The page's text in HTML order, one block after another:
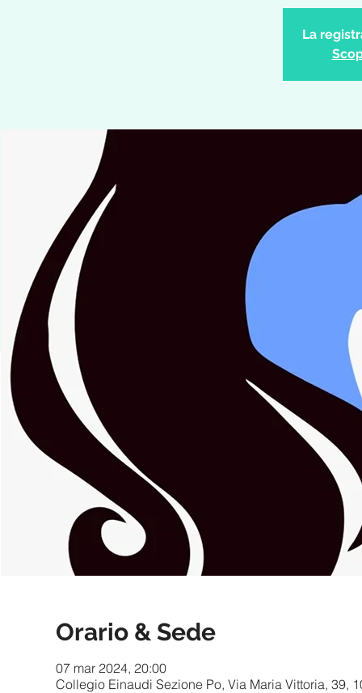
La
Orario & Sede
07 mar 2024, 20:00
Collegio Einaudi Sezione Po, Via Maria Vittoria, 39,